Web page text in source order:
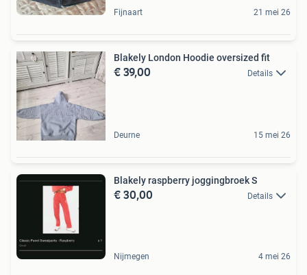
Fijnaart 21 mei 26
Blakely London Hoodie oversized fit
€ 39,00 Details
Deurne 15 mei 26
Blakely raspberry joggingbroek S
€ 30,00 Details
Nijmegen 4 mei 26